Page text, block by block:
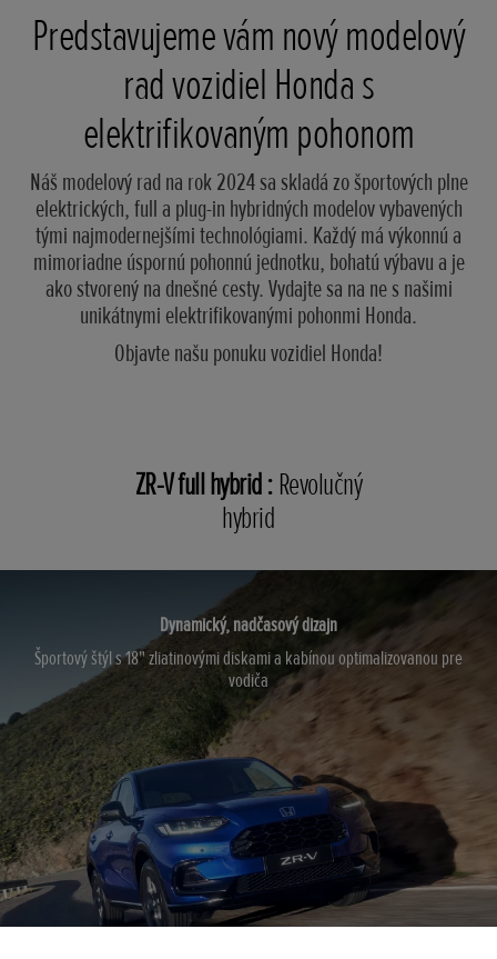
Predstavujeme vám nový modelový
rad vozidiel Honda s
elektrifikovaným pohonom
Náš modelový rad na rok 2024 sa skladá zo športových plne
elektrických, full a plug-in hybridných modelov vybavených
tými najmodernejšími technológiami. Každý má výkonnú a
mimoriadne úspornú pohonnú jednotku, bohatú výbavu a je
ako stvorený na dnešné cesty. Vydajte sa na ne s našimi
unikátnymi elektrifikovanými pohonmi Honda.
Objavte našu ponuku vozidiel Honda!
ZR-V full hybrid : Revolučný
hybrid
Dynamický, nadčasový dizajn
Športový štýl s 18" zliatinovými diskami a kabínou optimalizovanou pre
vodiča